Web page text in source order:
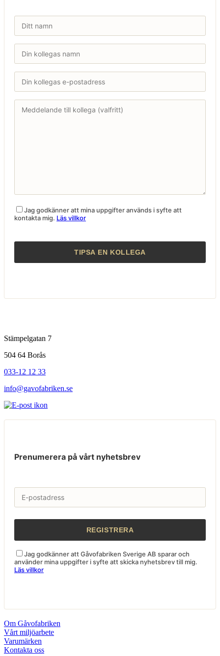
Jag godkänner att mina uppgifter används i syfte att
kontakta mig. Läs villkor
Stämpelgatan 7
504 64 Borås
033-12 12 33
info@gavofabriken.se
Prenumerera på vårt nyhetsbrev
Jag godkänner att Gåvofabriken Sverige AB sparar och
använder mina uppgifter i syfte att skicka nyhetsbrev till mig.
Läs villkor
Om Gåvofabriken
Vårt miljöarbete
Varumärken
Kontakta oss